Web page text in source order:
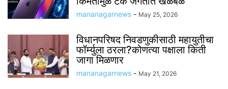
mananagarnews - May 25, 2026
विधानपरिषद निवडणुकीसाठी महायुतीचा
फॉर्म्युला ठरला?कोणत्या पक्षाला किती
जागा मिळणार
mananagarnews - May 21, 2026